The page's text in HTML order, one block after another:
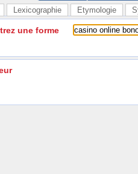
Lexicographie Etymologie
une forme